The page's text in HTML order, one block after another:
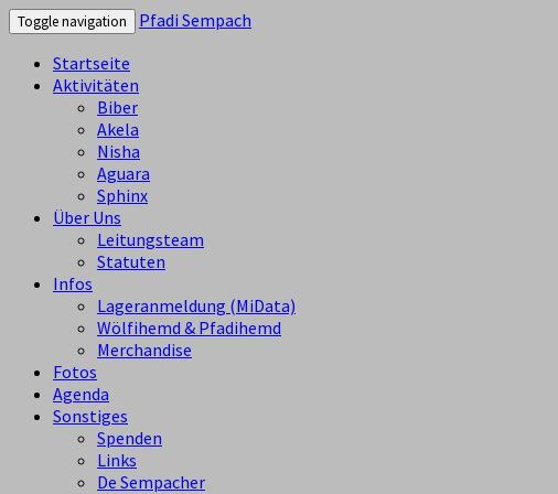
Toggle navigation
Pfadi Sempach
Startseite
Aktivitäten
Biber
Akela
Nisha
Aguara
Sphinx
Über Uns
Leitungsteam
Statuten
Infos
Lageranmeldung (MiData)
Wölfihemd & Pfadihemd
Merchandise
Fotos
Agenda
Sonstiges
Spenden
Links
De Sempacher